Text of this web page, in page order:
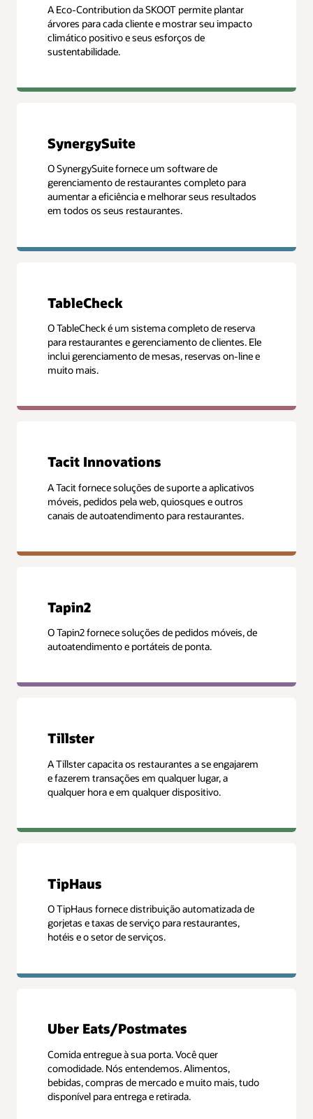
A Eco-Contribution da SKOOT permite plantar
árvores para cada cliente e mostrar seu impacto
climático positivo e seus esforços de
sustentabilidade.
SynergySuite
O SynergySuite fornece um software de
gerenciamento de restaurantes completo para
aumentar a eficiência e melhorar seus resultados
em todos os seus restaurantes.
TableCheck
O TableCheck é um sistema completo de reserva
para restaurantes e gerenciamento de clientes. Ele
inclui gerenciamento de mesas, reservas on-line e
muito mais.
Tacit Innovations
A Tacit fornece soluções de suporte a aplicativos
móveis, pedidos pela web, quiosques e outros
canais de autoatendimento para restaurantes.
Tapin2
O Tapin2 fornece soluções de pedidos móveis, de
autoatendimento e portáteis de ponta.
Tillster
A Tillster capacita os restaurantes a se engajarem
e fazerem transações em qualquer lugar, a
qualquer hora e em qualquer dispositivo.
TipHaus
O TipHaus fornece distribuição automatizada de
gorjetas e taxas de serviço para restaurantes,
hotéis e o setor de serviços.
Uber Eats/Postmates
Comida entregue à sua porta. Você quer
comodidade. Nós entendemos. Alimentos,
bebidas, compras de mercado e muito mais, tudo
disponível para entrega e retirada.